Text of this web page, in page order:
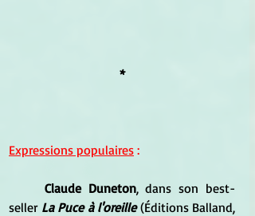
*
Expressions populaires :
Claude Duneton, dans son best-
seller La Puce à l'oreille (Éditions Balland,